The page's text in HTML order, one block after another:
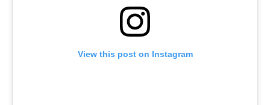
View this post on Instagram